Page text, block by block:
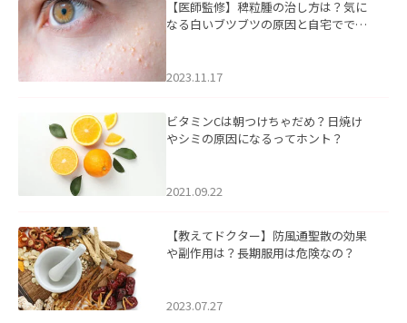
【医師監修】稗粒腫の治し方は？気に
なる白いブツブツの原因と自宅ででき
2023.11.17
ビタミンCは朝つけちゃだめ？日焼け
やシミの原因になるってホント？
2021.09.22
【教えてドクター】防風通聖散の効果
や副作用は？長期服用は危険なの？
2023.07.27